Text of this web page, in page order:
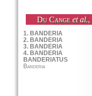
Du Cange et al.,